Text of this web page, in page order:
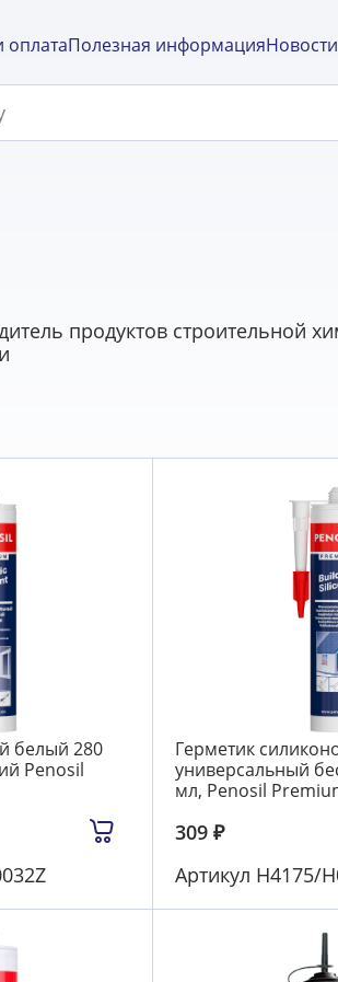
оплатаПолезная информацияНовости
продуктов строительной
белый 280
Penosil
Герметик
универсальный
мл, Penosil
309 ₽
Артикул Н4175/